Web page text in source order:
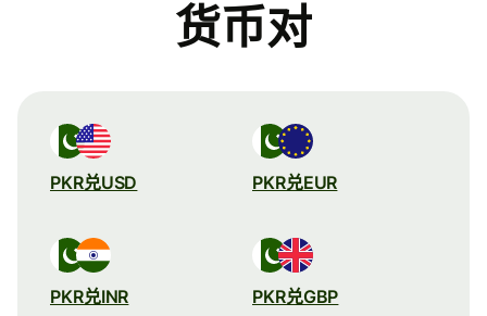
货币对
PKR兑USD PKR兑EUR
PKR兑INR PKR兑GBP